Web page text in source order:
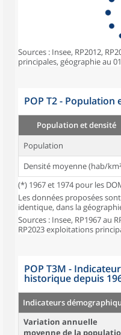
Sources : Insee, RP2012,
principales, géographie au
POP T2 -
Population et densité
Population
Densité moyenne (hab/
(*) 1967 et 1974 pour les
Les données proposées
identique, dans la
Sources : Insee, RP1967 au
RP2023 exploitations
POP T3M -
historique depuis
Indicateurs
Variation annuelle
moyenne de la